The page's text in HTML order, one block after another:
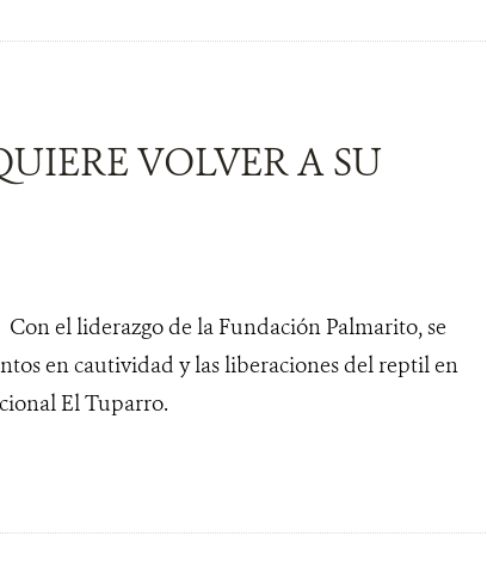
VOLVER A SU
Con el liderazgo de la Fundación Palmarito, se
en cautividad y las liberaciones del reptil en
El Tuparro.